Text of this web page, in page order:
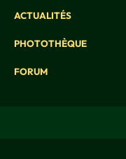
ACTUALITÉS
PHOTOTHÈQUE
FORUM